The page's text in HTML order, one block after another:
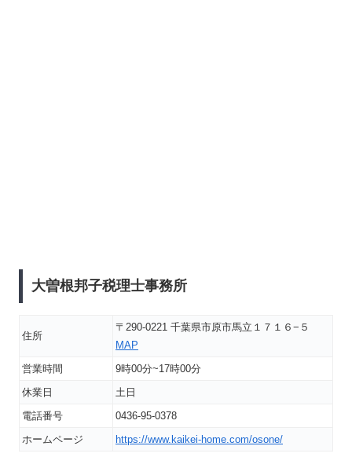
大曽根邦子税理士事務所
住所
〒290-0221 千葉県市原市馬立１７１６−５
MAP
営業時間
9時00分~17時00分
休業日
土日
電話番号
0436-95-0378
ホームページ
https://www.kaikei-home.com/osone/